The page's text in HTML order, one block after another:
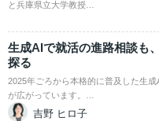
と兵庫県立大学教授…
生成AIで就活の進路相談も
探る
2025年ごろから本格的に普及した生
が広がっています。…
吉野 ヒロ子